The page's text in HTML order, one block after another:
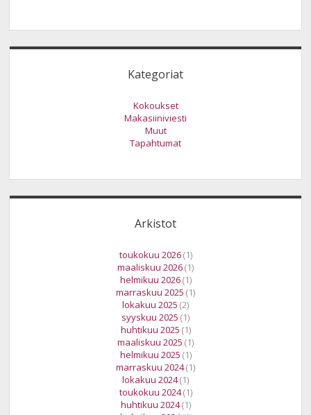
Kategoriat
Kokoukset
Makasiiniviesti
Muut
Tapahtumat
Arkistot
toukokuu 2026(1)
maaliskuu 2026(1)
helmikuu 2026(1)
marraskuu 2025 (1)
lokakuu 2025 (2)
syyskuu 2025 (1)
huhtikuu 2025 (1)
maaliskuu 2025 (1)
helmikuu 2025 (1)
marraskuu 2024(1)
lokakuu 2024(1)
toukokuu 2024(1)
huhtikuu 2024(1)